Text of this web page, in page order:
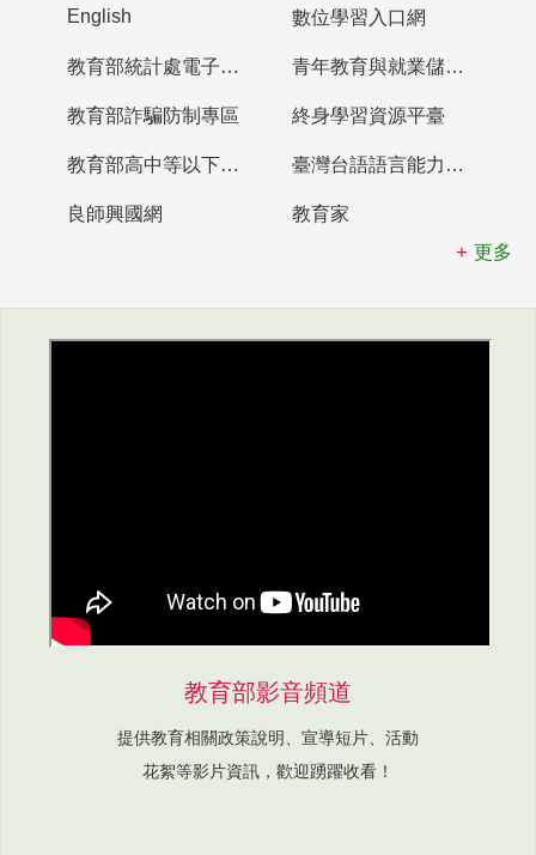
English 數位學習入口網
教育部統計處電子書櫃 青年教育與就業儲蓄帳戶
教育部詐騙防制專區 終身學習資源平臺
教育部高中等以下學校及幼兒園教師資格檢定考試 臺灣台語語言能力認證網站
良師興國網
教育家
更多
教育部影音頻道
提供教育相關政策說明、宣導短片、活動
花絮等影片資訊，歡迎踴躍收看！